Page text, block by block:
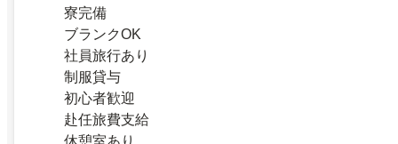
寮完備
ブランクOK
社員旅行あり
制服貸与
初心者歓迎
赴任旅費支給
休憩室あり